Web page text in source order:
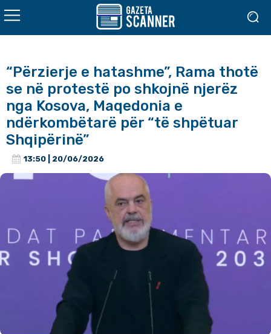
“Përzierje e hatashme”, Rama thotë
se në protestë po shkojnë njerëz
nga Kosova, Maqedonia e
ndërkombëtarë për “të shpëtuar
Shqipërinë”
13:50 | 20/06/2026